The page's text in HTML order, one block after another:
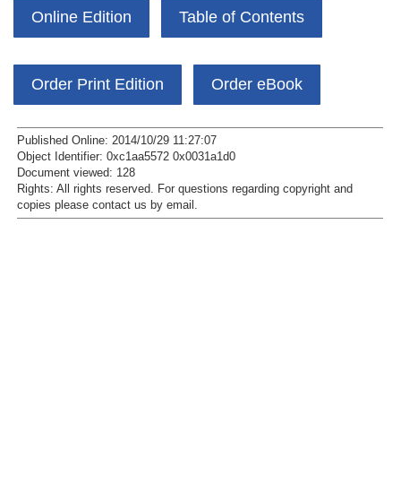
Online Edition Table of Contents
Order Print Edition Order eBook
Published Online: 2014/10/29 11:27:07
Object Identifier: 0xc1aa5572 0x0031a1d0
Document viewed: 128
Rights: All rights reserved.
For questions regarding copyright and
copies please contact us by email